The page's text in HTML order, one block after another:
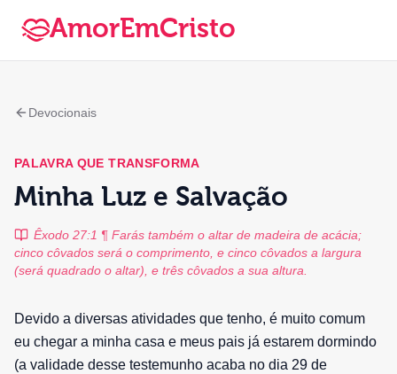
AmorEmCristo
Devocionais
PALAVRA QUE TRANSFORMA
Minha Luz e Salvação
Êxodo 27:1 ¶ Farás também o altar de madeira de acácia;
cinco côvados será o comprimento, e cinco côvados a largura
(será quadrado o altar), e três côvados a sua altura.
Devido a diversas atividades que tenho, é muito comum
eu chegar a minha casa e meus pais já estarem dormindo
(a validade desse testemunho acaba no dia 29 de